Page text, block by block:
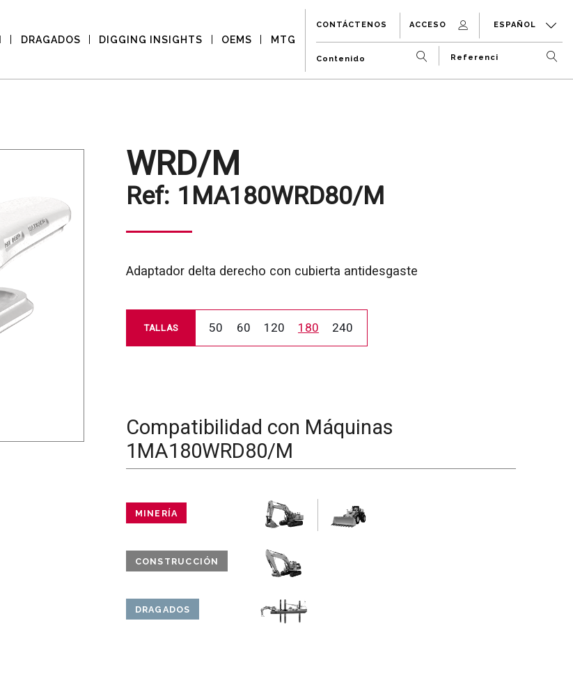
DRAGADOS DIGGING INSIGHTS OEMS MTG
CONTÁCTENOS ACCESO ESPAÑOL
WRD/M
Ref: 1MA180WRD80/M
Adaptador delta derecho con cubierta antidesgaste
TALLAS 50 60 120 180 240
Compatibilidad con Máquinas
1MA180WRD80/M
MINERÍA
CONSTRUCCIÓN
DRAGADOS